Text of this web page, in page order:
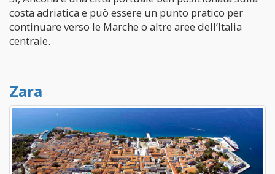
costa adriatica e può essere un punto pratico per
continuare verso le Marche o altre aree dell’Italia
centrale.
Zara